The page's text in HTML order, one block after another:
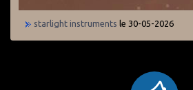
starlight instruments le 30-05-2026